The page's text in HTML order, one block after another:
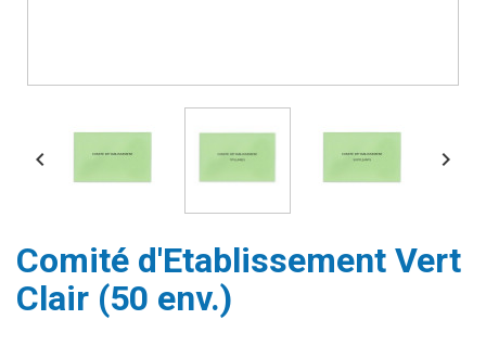
 
Comité d'Etablissement Vert
Clair (50 env.)